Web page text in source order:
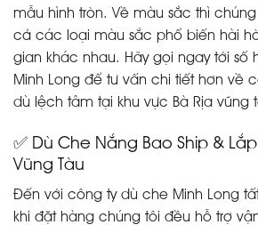
mẫu hình tròn. Về màu sắc thì
cả các loại màu sắc phổ biến hài
gian khác nhau. Hãy gọi ngay tới số
Minh Long để tư vấn chi tiết hơn về
dù lệch tâm tại khu vực Bà Rịa vũng
✅ Dù Che Nắng Bao Ship &
Vũng Tàu
Đến với công ty dù che Minh Long
khi đặt hàng chúng tôi đều hỗ trợ